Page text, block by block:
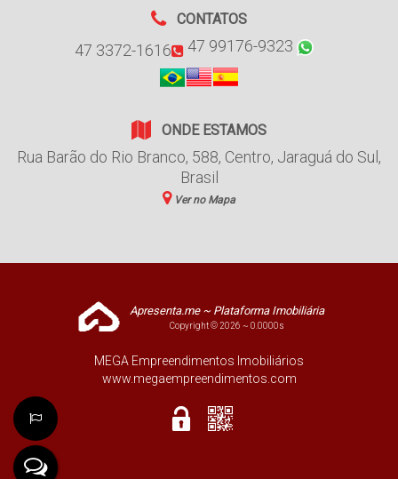
CONTATOS
47 3372-1616 47 99176-9323
ONDE ESTAMOS
Rua Barão do Rio Branco, 588, Centro, Jaraguá do Sul ,
Brasil
Ver no Mapa
Apresenta.me ~ Plataforma Imobiliária
Copyright © 2026 ~ 0.0000s
MEGA Empreendimentos Imobiliários
www.megaempreendimentos.com